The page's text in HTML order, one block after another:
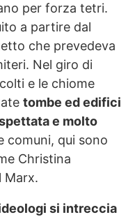
per forza tetri.
a partire dal
che prevedeva
Nel giro di
e le chiome
tombe ed edifici
e molto
comuni, qui sono
Christina
Marx.
si intreccia